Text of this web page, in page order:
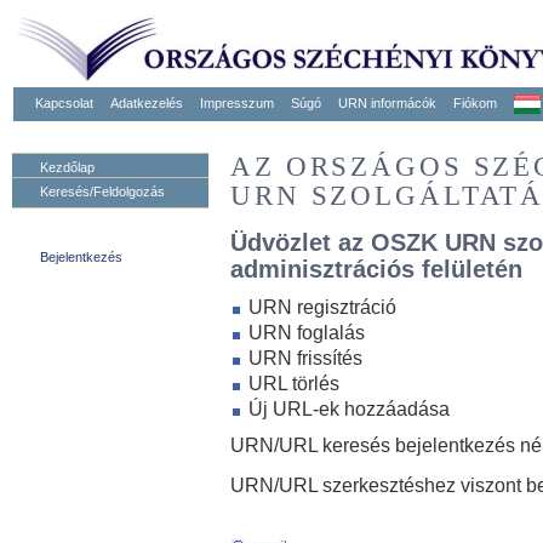
Kapcsolat Adatkezelés Impresszum Súgó URN informácók Fiókom
Kezdőlap
Keresés/Feldolgozás
Bejelentkezés
AZ ORSZÁGOS
URN
Üdvözlet az OSZK URN
adminisztrációs felületén
URN regisztráció
URN foglalás
URN frissítés
URL törlés
Új URL-ek hozzáadása
URN/URL keresés bejelentkezés
URN/URL szerkesztéshez viszont